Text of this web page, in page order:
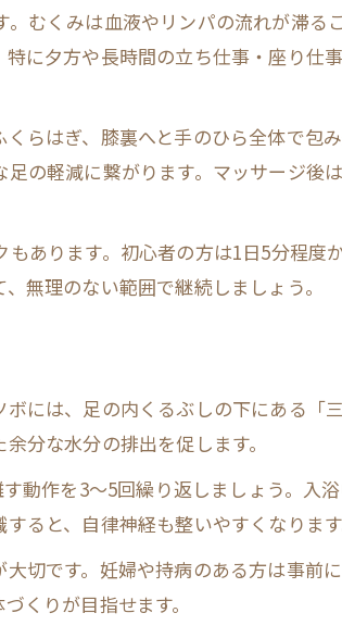
善の体験談紹介
紹介
の食材と特徴
と選び方のコツ
防を実践しよう
訣とは
と日常の工夫
取とケア習慣
日実践ポイント
び方
徴と選ぶポイント
にケアを実践
むくみは血液やリンパの流れが滞る
に夕方や長時間の立ち仕事・座り仕
らはぎ、膝裏へと手のひら全体で包
の軽減に繋がります。マッサージ後
あります。初心者の方は1日5分程度
無理のない範囲で継続しましょう。
には、足の内くるぶしの下にある「
分な水分の排出を促します。
動作を3〜5回繰り返しましょう。入
ると、自律神経も整いやすくなります
切です。妊婦や持病のある方は事前
くりが目指せます。